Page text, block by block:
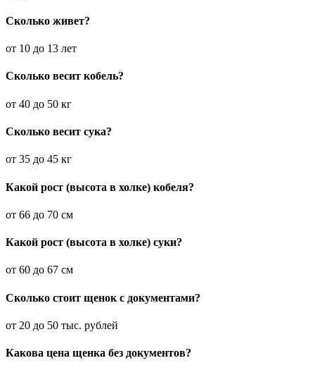
Сколько живет?
от 10 до 13 лет
Сколько весит кобель?
от 40 до 50 кг
Сколько весит сука?
от 35 до 45 кг
Какой рост (высота в холке) кобеля?
от 66 до 70 см
Какой рост (высота в холке) суки?
от 60 до 67 см
Сколько стоит щенок с документами?
от 20 до 50 тыс. рублей
Какова цена щенка без документов?